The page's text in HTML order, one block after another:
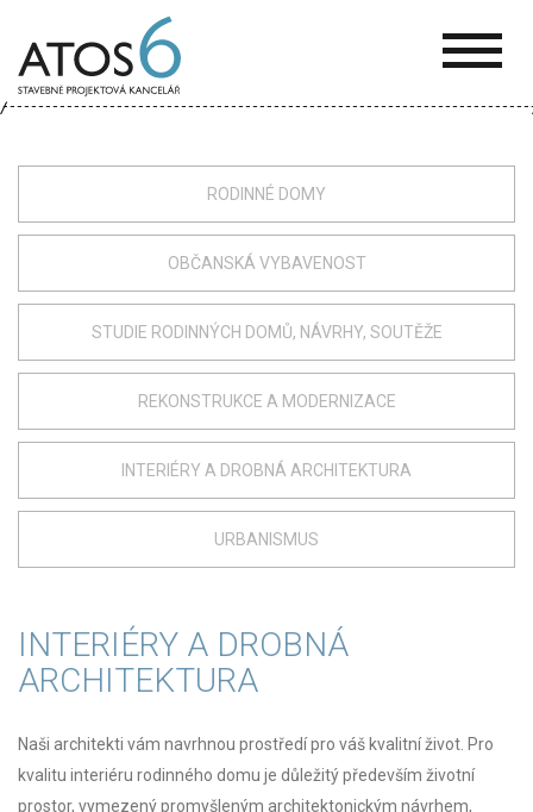
6
RODINNÉ DOMY
OBČANSKÁ VYBAVENOST
STUDIE RODINNÝCH DOMŮ, NÁVRHY, SOUTĚŽE
REKONSTRUKCE A MODERNIZACE
INTERIÉRY A DROBNÁ ARCHITEKTURA
URBANISMUS
INTERIÉRY A DROBNÁ
ARCHITEKTURA
Naši architekti vám navrhnou prostředí pro váš kvalitní život. Pro
kvalitu interiéru rodinného domu je důležitý především životní
prostor, vymezený promyšleným architektonickým návrhem,